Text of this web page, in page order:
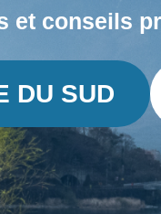
et conseils
DU SUD